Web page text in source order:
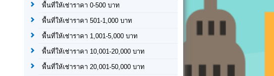
พื้นที่ให้เช่าราคา 0-500 บาท
พื้นที่ให้เช่าราคา 501-1,000 บาท
พื้นที่ให้เช่าราคา 1,001-5,000 บาท
พื้นที่ให้เช่าราคา 10,001-20,000 บาท
พื้นที่ให้เช่าราคา 20,001-50,000 บาท